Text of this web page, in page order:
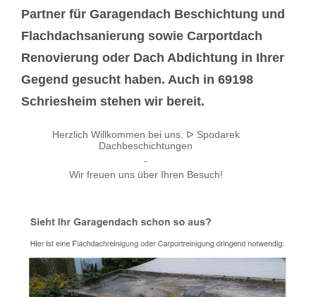
Partner für Garagendach Beschichtung und
Flachdachsanierung sowie Carportdach
Renovierung oder Dach Abdichtung in Ihrer
Gegend gesucht haben. Auch in 69198
Schriesheim stehen wir bereit.
Herzlich Willkommen bei uns. ᐅ Spodarek
Dachbeschichtungen
-
Wir freuen uns über Ihren Besuch!